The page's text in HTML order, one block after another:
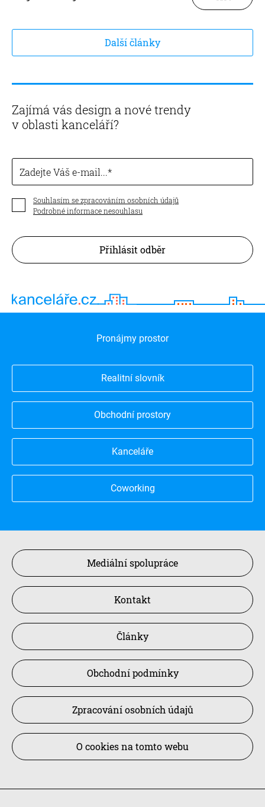
Další články
Zajímá vás design a nové trendy
v oblasti kanceláří?
Zadejte Váš e-mail...
Souhlasím se zpracováním osobních údajů
Podrobné informace nesouhlasu
Přihlásit odběr
Pronájmy prostor
Realitní slovník
Obchodní prostory
Kanceláře
Coworking
Mediální spolupráce
Kontakt
Články
Obchodní podmínky
Zpracování osobních údajů
O cookies na tomto webu